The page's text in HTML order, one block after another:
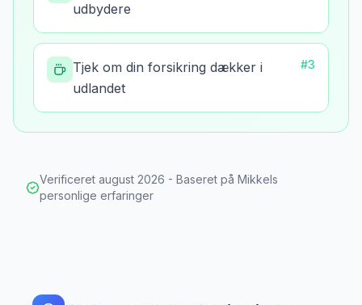
udbydere
Tjek om din forsikring dækker i
udlandet
#3
Verificeret august 2026 - Baseret på Mikkels
personlige erfaringer